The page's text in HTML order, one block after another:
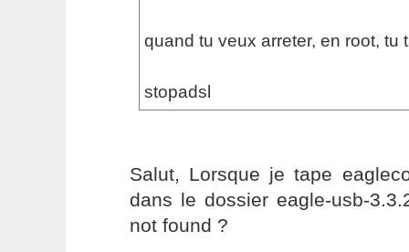
quand tu veux arreter, en root, tu
stopadsl
Salut, Lorsque je tape
dans le dossier eagle-usb-
not found ?